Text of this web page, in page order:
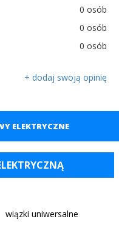
0 osób
0 osób
0 osób
+ dodaj swoją opinię
ELEKTRYCZNE
wiązki uniwersalne